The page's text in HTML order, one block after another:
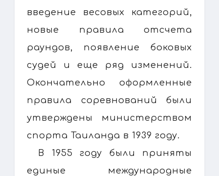
введение весовых категорий,
новые правила отсчета
раундов, появление боковых
судей и еще ряд изменений.
Окончательно оформленные
правила соревнований были
утверждены министерством
спорта Таиланда в 1939 году.
В 1955 году были приняты
единые международные